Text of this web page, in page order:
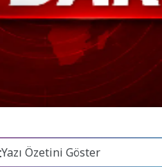
Yazı Özetini Göster